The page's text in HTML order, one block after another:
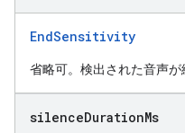
EndSensitivity
省略可。検出された音声が
silenceDurationMs